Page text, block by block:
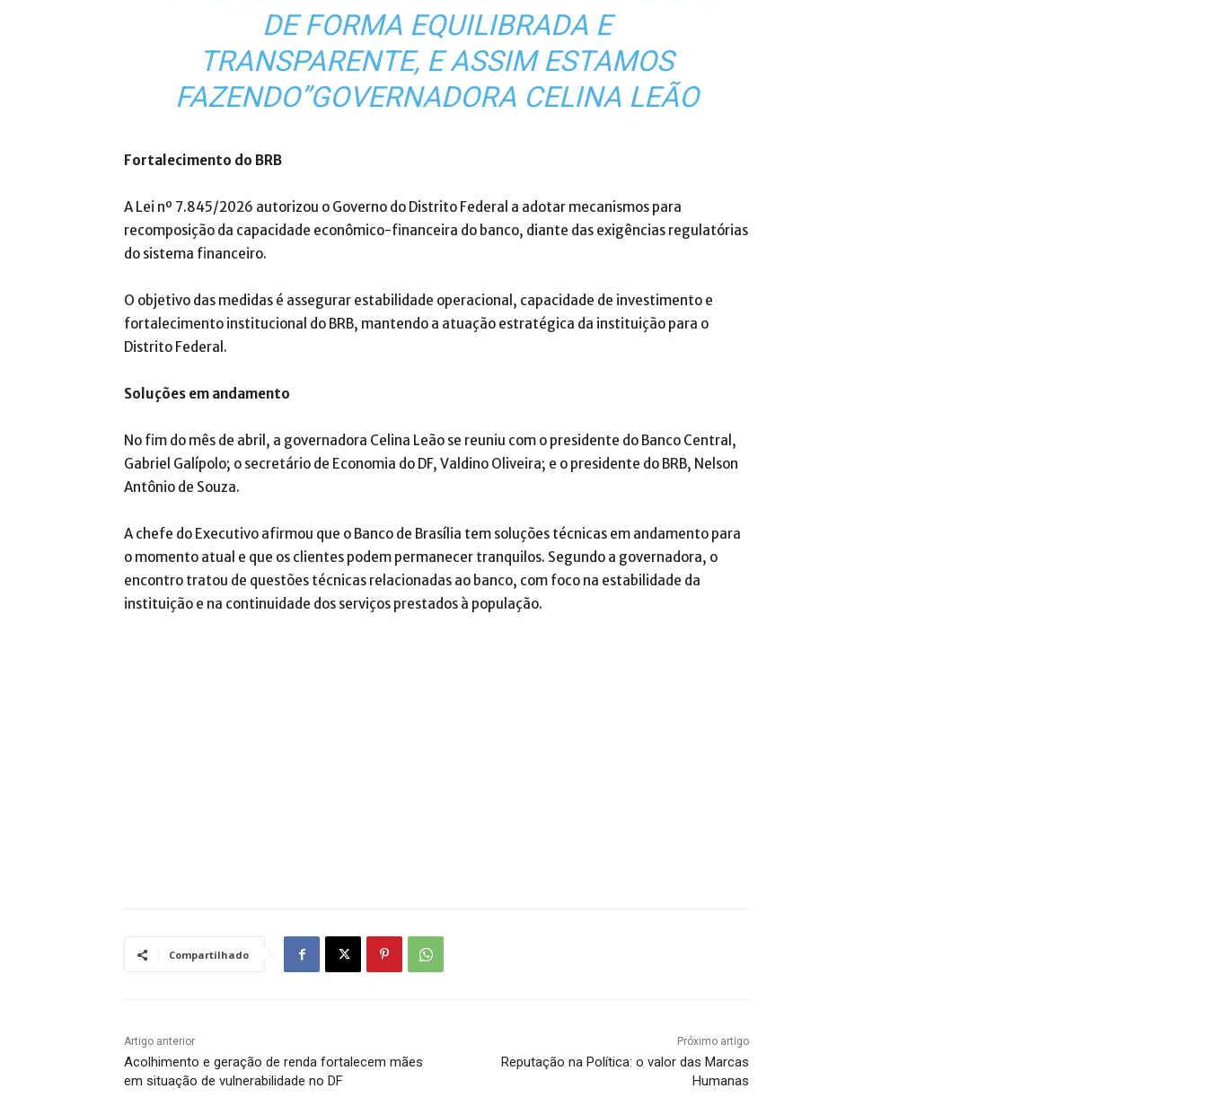
DE FORMA EQUILIBRADA E
TRANSPARENTE, E ASSIM ESTAMOS
FAZENDO”GOVERNADORA CELINA LEÃO
Fortalecimento do BRB
A Lei nº 7.845/2026 autorizou o Governo do Distrito Federal a adotar mecanismos para
recomposição da capacidade econômico-financeira do banco, diante das exigências regulatórias
do sistema financeiro.
O objetivo das medidas é assegurar estabilidade operacional, capacidade de investimento e
fortalecimento institucional do BRB, mantendo a atuação estratégica da instituição para o
Distrito Federal.
Soluções em andamento
No fim do mês de abril, a governadora Celina Leão se reuniu com o presidente do Banco Central,
Gabriel Galípolo; o secretário de Economia do DF, Valdino Oliveira; e o presidente do BRB, Nelson
Antônio de Souza.
A chefe do Executivo afirmou que o Banco de Brasília tem soluções técnicas em andamento para
o momento atual e que os clientes podem permanecer tranquilos. Segundo a governadora, o
encontro tratou de questões técnicas relacionadas ao banco, com foco na estabilidade da
instituição e na continuidade dos serviços prestados à população.
Compartilhado
Artigo anterior
Acolhimento e geração de renda fortalecem mães
em situação de vulnerabilidade no DF
Próximo artigo
Reputação na Política: o valor das Marcas
Humanas